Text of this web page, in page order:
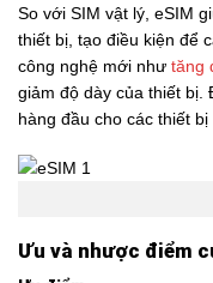
So với SIM vật lý, eSIM
thiết bị, tạo điều kiện để
công nghệ mới như tăng
giảm độ dày của thiết bị.
hàng đầu cho các thiết bị
Ưu và nhược điểm